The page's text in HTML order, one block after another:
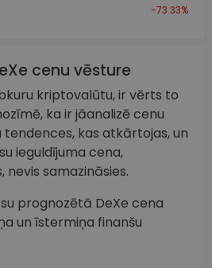
-73.33%
cenu vēsture
kriptovalūtu, ir vērts to
ka ir jāanalizē cenu
kas atkārtojas, un
ieguldījuma cena,
nevis samazināsies.
prognozētā DeXe cena
un īstermiņa finanšu